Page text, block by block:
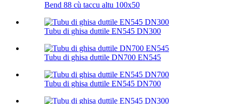
Bend 88 cù taccu altu 100х50
Tubu di ghisa duttile EN545 DN300
Tubu di ghisa duttile DN700 EN545
Tubu di ghisa duttile EN545 DN700